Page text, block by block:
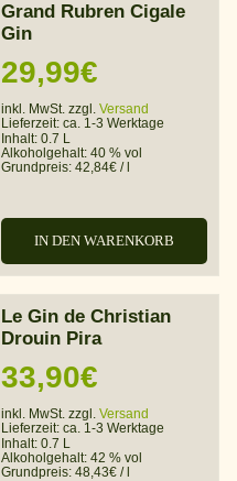
Grand Rubren Cigale
Gin
29,99€
inkl. MwSt. zzgl. Versand
Lieferzeit: ca. 1-3 Werktage
Inhalt: 0.7 L
Alkoholgehalt: 40 % vol
Grundpreis: 42,84€ /
IN DEN WARENKORB
Le Gin de Christian
Drouin Pira
33,90€
inkl. MwSt. zzgl. Versand
Lieferzeit: ca. 1-3 Werktage
Inhalt: 0.7 L
Alkoholgehalt: 42 % vol
Grundpreis: 48,43€ /l